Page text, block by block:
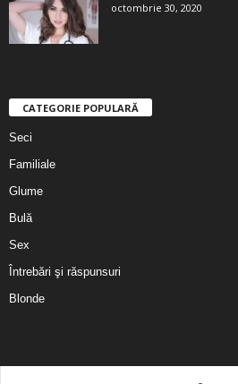
octombrie 30, 2020
CATEGORIE POPULARĂ
Seci
Familiale
Glume
Bulă
Sex
Întrebări şi răspunsuri
Blonde